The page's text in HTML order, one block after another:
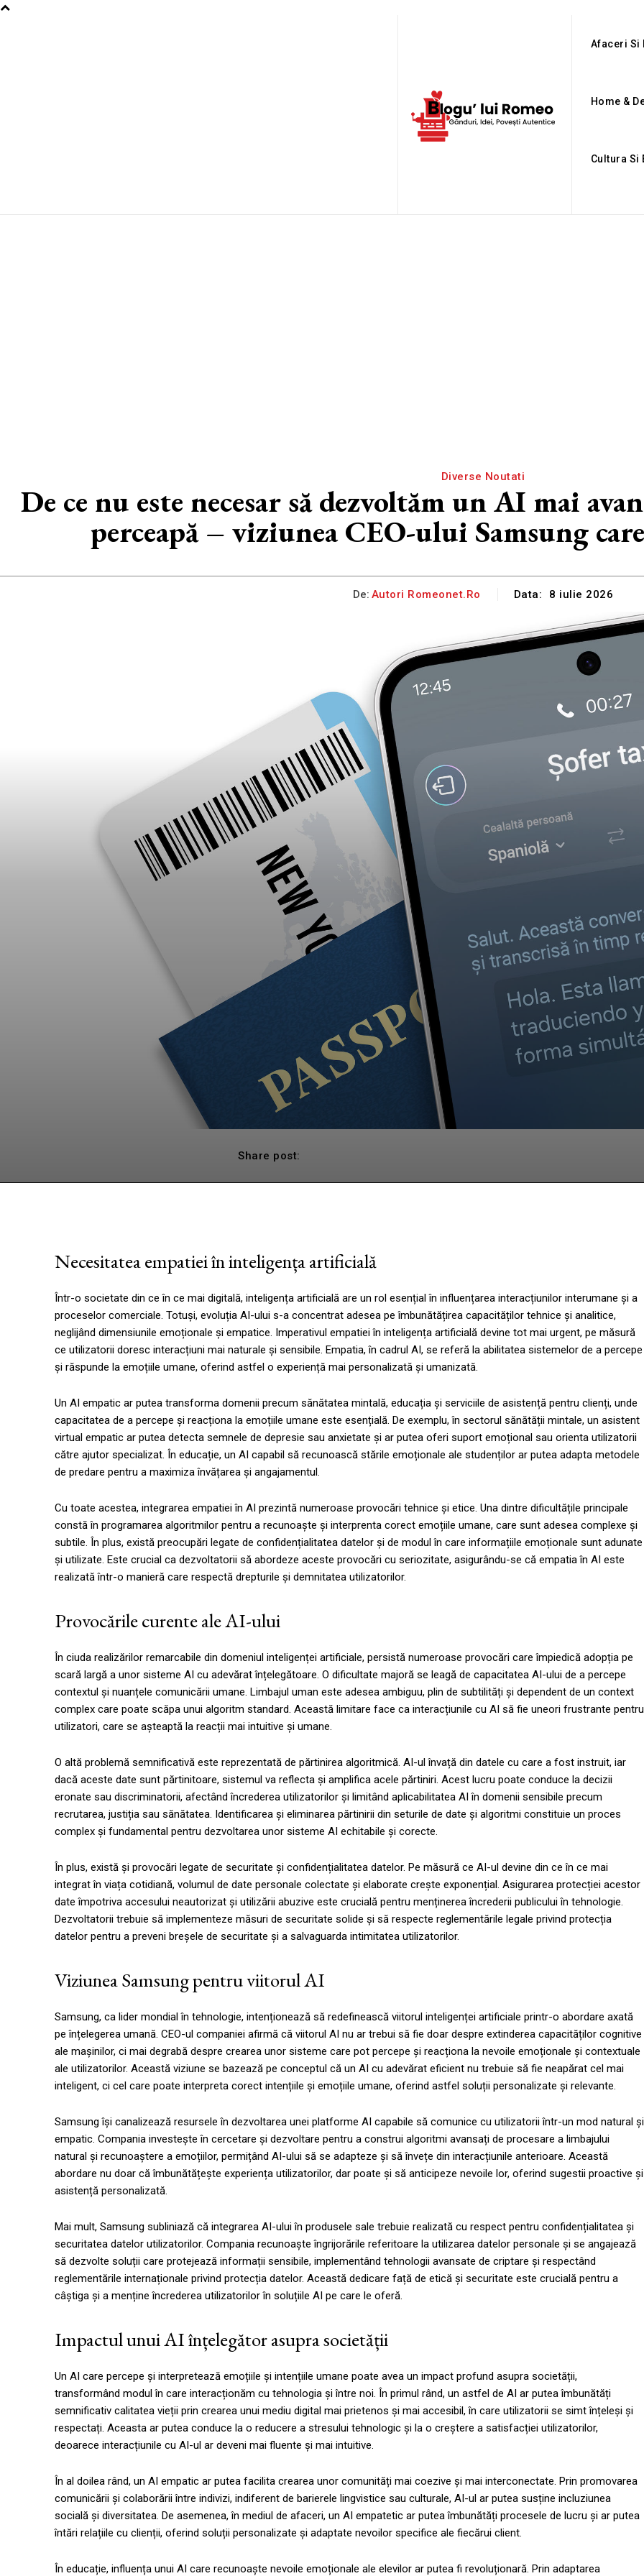
Afaceri Si
Home &
Cultura Si
Diverse Noutati
De ce nu este necesar să dezvoltăm un AI mai
perceapă – viziunea CEO-ului Samsung
De: Autori Romeonet.ro Data: 8 iulie 2026
Share post:
Necesitatea empatiei în inteligența artificială
Într-o societate din ce în ce mai digitală, inteligența artificială are un rol esențial în influențarea interacțiunilor interumane și a
proceselor comerciale. Totuși, evoluția AI-ului s-a concentrat adesea pe îmbunătățirea capacităților tehnice și analitice,
neglijând dimensiunile emoționale și empatice. Imperativul empatiei în inteligența artificială devine tot mai urgent, pe măsură
ce utilizatorii doresc interacțiuni mai naturale și sensibile. Empatia, în cadrul AI, se referă la abilitatea sistemelor de a percepe
și răspunde la emoțiile umane, oferind astfel o experiență mai personalizată și umanizată.
Un AI empatic ar putea transforma domenii precum sănătatea mintală, educația și serviciile de asistență pentru clienți, unde
capacitatea de a percepe și reacționa la emoțiile umane este esențială. De exemplu, în sectorul sănătății mintale, un asistent
virtual empatic ar putea detecta semnele de depresie sau anxietate și ar putea oferi suport emoțional sau orienta utilizatorii
către ajutor specializat. În educație, un AI capabil să recunoască stările emoționale ale studenților ar putea adapta metodele
de predare pentru a maximiza învățarea și angajamentul.
Cu toate acestea, integrarea empatiei în AI prezintă numeroase provocări tehnice și etice. Una dintre dificultățile principale
constă în programarea algoritmilor pentru a recunoaște și interprenta corect emoțiile umane, care sunt adesea complexe și
subtile. În plus, există preocupări legate de confidențialitatea datelor și de modul în care informațiile emoționale sunt adunate
și utilizate. Este crucial ca dezvoltatorii să abordeze aceste provocări cu seriozitate, asigurându-se că empatia în AI este
realizată într-o manieră care respectă drepturile și demnitatea utilizatorilor.
Provocările curente ale AI-ului
În ciuda realizărilor remarcabile din domeniul inteligenței artificiale, persistă numeroase provocări care împiedică adopția pe
scară largă a unor sisteme AI cu adevărat înțelegătoare. O dificultate majoră se leagă de capacitatea AI-ului de a percepe
contextul și nuanțele comunicării umane. Limbajul uman este adesea ambiguu, plin de subtilități și dependent de un context
complex care poate scăpa unui algoritm standard. Această limitare face ca interacțiunile cu AI să fie uneori frustrante pentru
utilizatori, care se așteaptă la reacții mai intuitive și umane.
O altă problemă semnificativă este reprezentată de părtinirea algoritmică. AI-ul învață din datele cu care a fost instruit, iar
dacă aceste date sunt părtinitoare, sistemul va reflecta și amplifica acele părtiniri. Acest lucru poate conduce la decizii
eronate sau discriminatorii, afectând încrederea utilizatorilor și limitând aplicabilitatea AI în domenii sensibile precum
recrutarea, justiția sau sănătatea. Identificarea și eliminarea părtinirii din seturile de date și algoritmi constituie un proces
complex și fundamental pentru dezvoltarea unor sisteme AI echitabile și corecte.
În plus, există și provocări legate de securitate și confidențialitatea datelor. Pe măsură ce AI-ul devine din ce în ce mai
integrat în viața cotidiană, volumul de date personale colectate și elaborate crește exponențial. Asigurarea protecției acestor
date împotriva accesului neautorizat și utilizării abuzive este crucială pentru menținerea încrederii publicului în tehnologie.
Dezvoltatorii trebuie să implementeze măsuri de securitate solide și să respecte reglementările legale privind protecția
datelor pentru a preveni breșele de securitate și a salvaguarda intimitatea utilizatorilor.
Viziunea Samsung pentru viitorul AI
Samsung, ca lider mondial în tehnologie, intenționează să redefinească viitorul inteligenței artificiale printr-o abordare axată
pe înțelegerea umană. CEO-ul companiei afirmă că viitorul AI nu ar trebui să fie doar despre extinderea capacităților cognitive
ale mașinilor, ci mai degrabă despre crearea unor sisteme care pot percepe și reacționa la nevoile emoționale și contextuale
ale utilizatorilor. Această viziune se bazează pe conceptul că un AI cu adevărat eficient nu trebuie să fie neapărat cel mai
inteligent, ci cel care poate interpreta corect intențiile și emoțiile umane, oferind astfel soluții personalizate și relevante.
Samsung își canalizează resursele în dezvoltarea unei platforme AI capabile să comunice cu utilizatorii într-un mod natural și
empatic. Compania investește în cercetare și dezvoltare pentru a construi algoritmi avansați de procesare a limbajului
natural și recunoaștere a emoțiilor, permițând AI-ului să se adapteze și să învețe din interacțiunile anterioare. Această
abordare nu doar că îmbunătățește experiența utilizatorilor, dar poate și să anticipeze nevoile lor, oferind sugestii proactive și
asistență personalizată.
Mai mult, Samsung subliniază că integrarea AI-ului în produsele sale trebuie realizată cu respect pentru confidențialitatea și
securitatea datelor utilizatorilor. Compania recunoaște îngrijorările referitoare la utilizarea datelor personale și se angajează
să dezvolte soluții care protejează informații sensibile, implementând tehnologii avansate de criptare și respectând
reglementările internaționale privind protecția datelor. Această dedicare față de etică și securitate este crucială pentru a
câștiga și a menține încrederea utilizatorilor în soluțiile AI pe care le oferă.
Impactul unui AI înțelegător asupra societății
Un AI care percepe și interpretează emoțiile și intențiile umane poate avea un impact profund asupra societății,
transformând modul în care interacționăm cu tehnologia și între noi. În primul rând, un astfel de AI ar putea îmbunătăți
semnificativ calitatea vieții prin crearea unui mediu digital mai prietenos și mai accesibil, în care utilizatorii se simt înțeleși și
respectați. Aceasta ar putea conduce la o reducere a stresului tehnologic și la o creștere a satisfacției utilizatorilor,
deoarece interacțiunile cu AI-ul ar deveni mai fluente și mai intuitive.
În al doilea rând, un AI empatic ar putea facilita crearea unor comunități mai coezive și mai interconectate. Prin promovarea
comunicării și colaborării între indivizi, indiferent de barierele lingvistice sau culturale, AI-ul ar putea susține incluziunea
socială și diversitatea. De asemenea, în mediul de afaceri, un AI empatetic ar putea îmbunătăți procesele de lucru și ar putea
întări relațiile cu clienții, oferind soluții personalizate și adaptate nevoilor specifice ale fiecărui client.
În educație, influența unui AI care recunoaște nevoile emoționale ale elevilor ar putea fi revoluționară. Prin adaptarea